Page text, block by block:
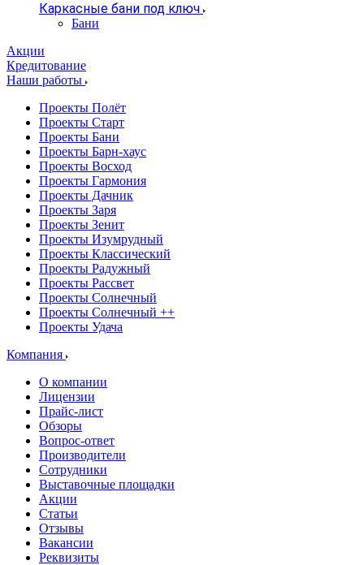
Каркасные бани под ключ
Бани
Акции
Кредитование
Наши работы
Проекты Полёт
Проекты Старт
Проекты Бани
Проекты Барн-хаус
Проекты Восход
Проекты Гармония
Проекты Дачник
Проекты Заря
Проекты Зенит
Проекты Изумрудный
Проекты Классический
Проекты Радужный
Проекты Рассвет
Проекты Солнечный
Проекты Солнечный ++
Проекты Удача
Компания
О компании
Лицензии
Прайс-лист
Обзоры
Вопрос-ответ
Производители
Сотрудники
Выставочные площадки
Акции
Статьи
Отзывы
Вакансии
Реквизиты